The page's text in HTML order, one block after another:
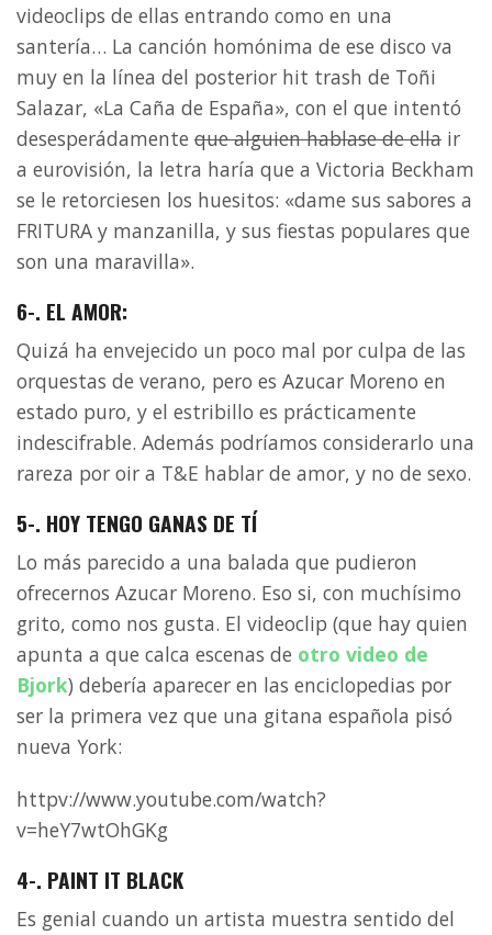
videoclips de ellas entrando como en una
santería… La canción homónima de ese disco va
muy en la línea del posterior hit trash de Toñi
Salazar, «La Caña de España», con el que intentó
desesperádamente que alguien hablase de ella ir
a eurovisión, la letra haría que a Victoria Beckham
se le retorciesen los huesitos: «dame sus sabores a
FRITURA y manzanilla, y sus fiestas populares que
son una maravilla».
6-. EL AMOR:
Quizá ha envejecido un poco mal por culpa de las
orquestas de verano, pero es Azucar Moreno en
estado puro, y el estribillo es prácticamente
indescifrable. Además podríamos considerarlo una
rareza por oir a T&E hablar de amor, y no de sexo.
5-. HOY TENGO GANAS DE TÍ
Lo más parecido a una balada que pudieron
ofrecernos Azucar Moreno. Eso si, con muchísimo
grito, como nos gusta. El videoclip (que hay quien
apunta a que calca escenas de otro video de
Bjork) debería aparecer en las enciclopedias por
ser la primera vez que una gitana española pisó
nueva York:
httpv://www.youtube.com/watch?
v=heY7wtOhGKg
4-. PAINT IT BLACK
Es genial cuando un artista muestra sentido del